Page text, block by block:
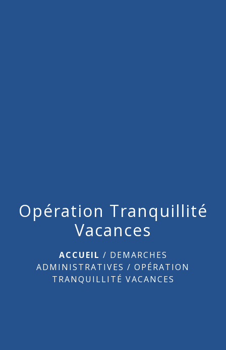
Opération Tranquillité
Vacances
ACCUEIL / DEMARCHES
ADMINISTRATIVES / OPÉRATION
TRANQUILLITÉ VACANCES